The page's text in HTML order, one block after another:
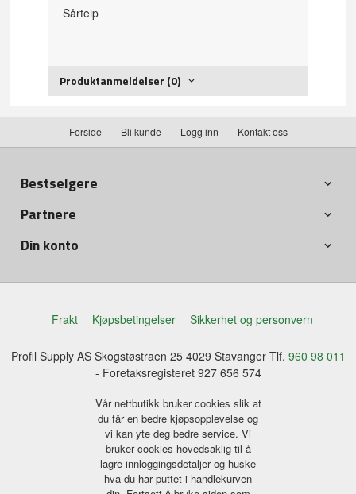
Sårteip
Produktanmeldelser (0)
Forside Bli kunde Logg inn Kontakt oss
Bestselgere
Partnere
Din konto
Frakt Kjøpsbetingelser Sikkerhet og personvern
Profil Supply AS Skogstøstraen 25 4029 Stavanger Tlf. 960 98 011
- Foretaksregisteret 927 656 574
Vår nettbutikk bruker cookies slik at
du får en bedre kjøpsopplevelse og
vi kan yte deg bedre service. Vi
bruker cookies hovedsaklig til å
lagre innloggingsdetaljer og huske
hva du har puttet i handlekurven